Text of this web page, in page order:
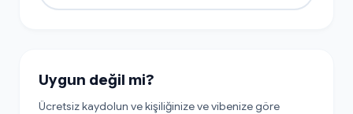
Uygun değil mi?
Ücretsiz kaydolun ve kişiliğinize ve vibenize göre